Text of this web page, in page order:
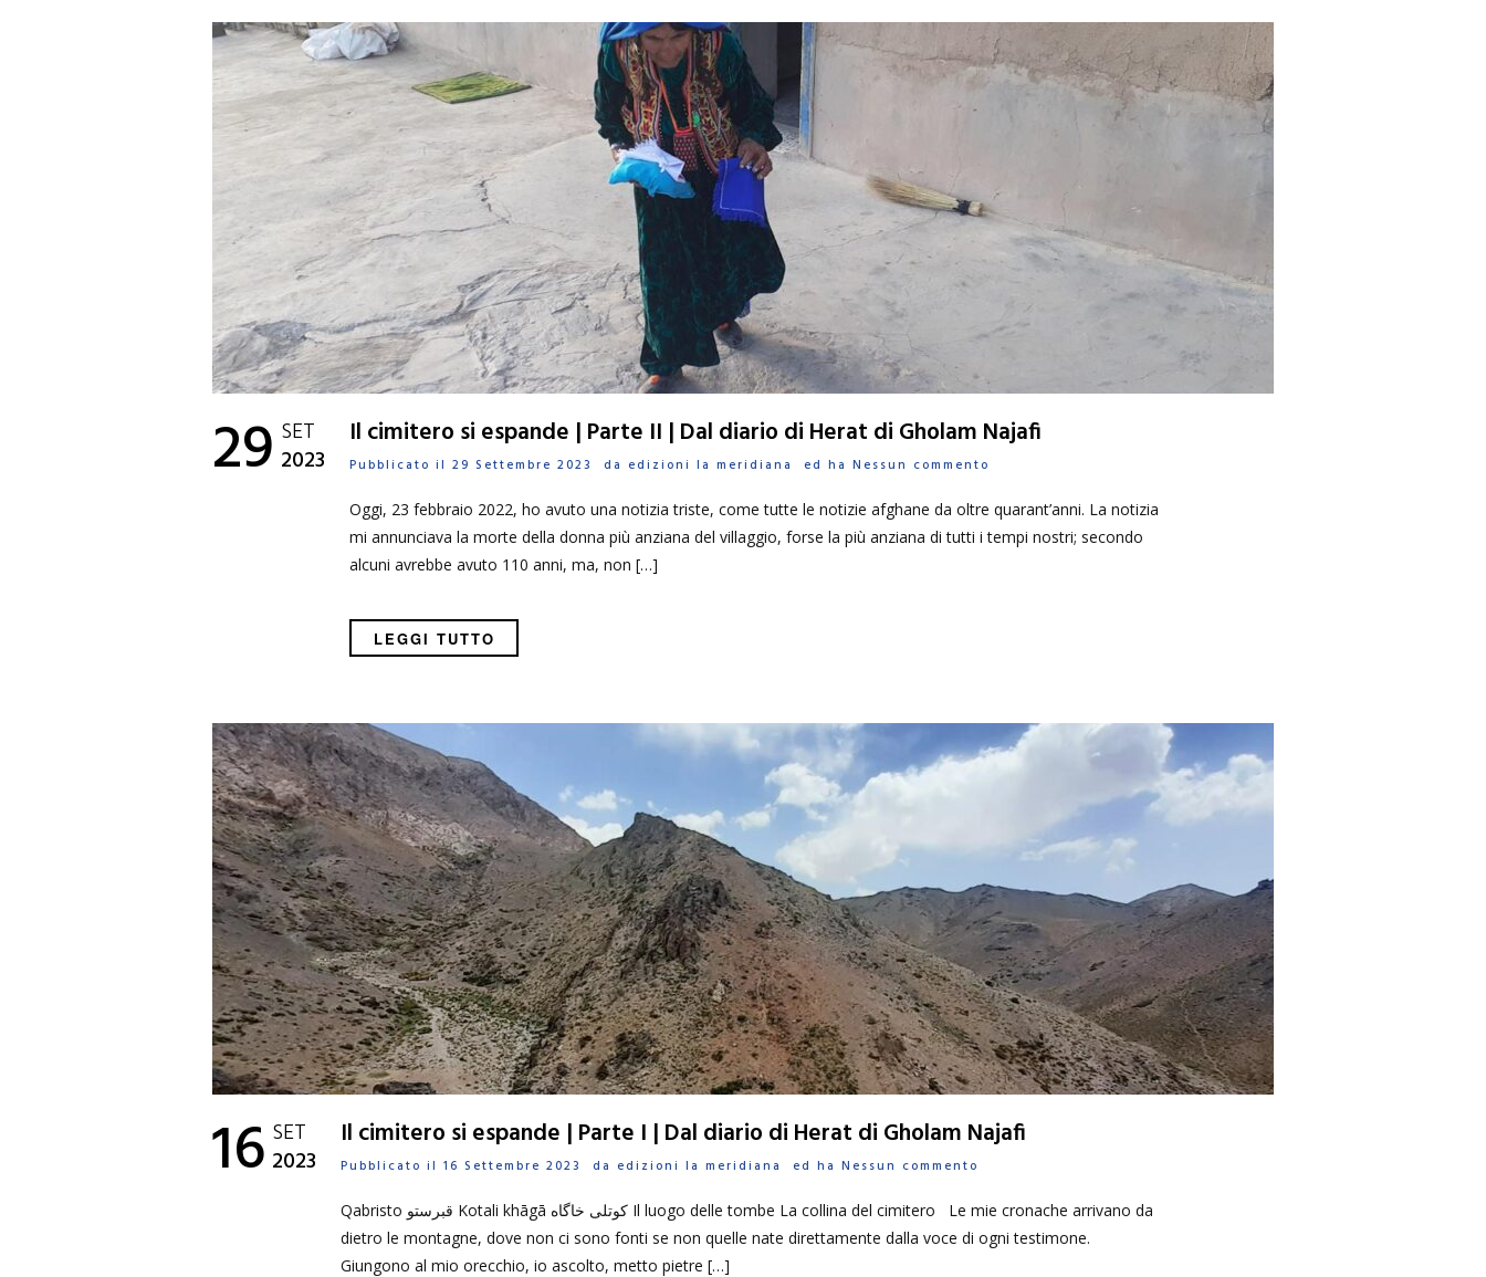
29 SET
2023
Il cimitero si espande | Parte II | Dal diario di Herat di Gholam Najafi
Pubblicato il 29 Settembre 2023 da edizioni la meridiana ed ha Nessun commento
Oggi, 23 febbraio 2022, ho avuto una notizia triste, come tutte le notizie afghane da oltre quarant’anni. La notizia
mi annunciava la morte della donna più anziana del villaggio, forse la più anziana di tutti i tempi nostri; secondo
alcuni avrebbe avuto 110 anni, ma, non […]
LEGGI TUTTO
16 SET
2023
Il cimitero si espande | Parte I | Dal diario di Herat di Gholam Najafi
Pubblicato il 16 Settembre 2023 da edizioni la meridiana ed ha Nessun commento
Qabristo قبرستو Kotali khāgā کوتلی خاگاه Il luogo delle tombe La collina del cimitero Le mie cronache arrivano da
dietro le montagne, dove non ci sono fonti se non quelle nate direttamente dalla voce di ogni testimone.
Giungono al mio orecchio, io ascolto, metto pietre […]